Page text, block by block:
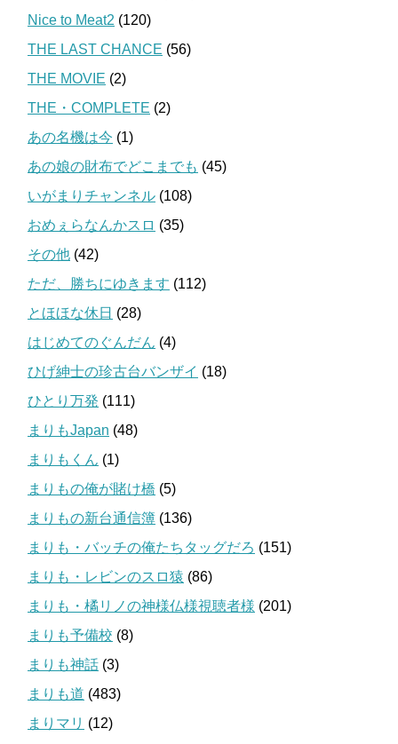
Nice to Meat2 (120)
THE LAST CHANCE (56)
THE MOVIE (2)
THE・COMPLETE (2)
あの名機は今 (1)
あの娘の財布でどこまでも (45)
いがまりチャンネル (108)
おめぇらなんかスロ (35)
その他 (42)
ただ、勝ちにゆきます (112)
とほほな休日 (28)
はじめてのぐんだん (4)
ひげ紳士の珍古台バンザイ (18)
ひとり万発 (111)
まりもJapan (48)
まりもくん (1)
まりもの俺が賭け橋 (5)
まりもの新台通信簿 (136)
まりも・バッチの俺たちタッグだろ (151)
まりも・レビンのスロ猿 (86)
まりも・橘リノの神様仏様視聴者様 (201)
まりも予備校 (8)
まりも神話 (3)
まりも道 (483)
まりマリ (12)